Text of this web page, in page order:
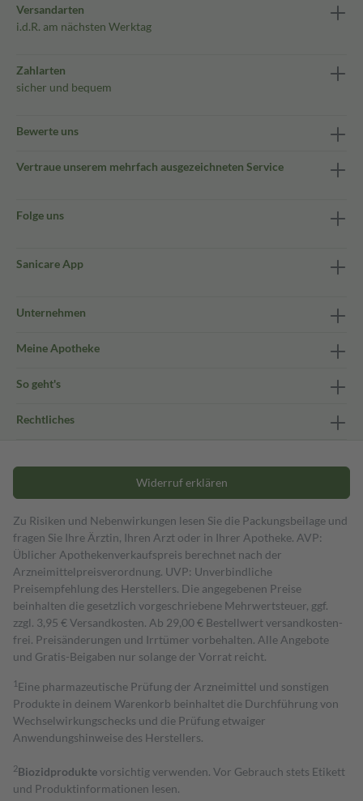
Versandarten
i.d.R. am nächsten Werktag
Zahlarten
sicher und bequem
Bewerte uns
Vertraue unserem mehrfach ausgezeichneten Service
Folge uns
Sanicare App
Unternehmen
Meine Apotheke
So geht's
Rechtliches
Widerruf erklären
Zu Risiken und Nebenwirkungen lesen Sie die Packungsbeilage und
fragen Sie Ihre Ärztin, Ihren Arzt oder in Ihrer Apotheke. AVP:
Üblicher Apothekenverkaufspreis berechnet nach der
Arzneimittelpreisverordnung. UVP: Unverbindliche
Preisempfehlung des Herstellers. Die angegebenen Preise
beinhalten die gesetzlich vorgeschriebene Mehrwertsteuer, ggf.
zzgl. 3,95 € Versandkosten. Ab 29,00 € Bestell­wert versand­kosten­
frei. Preisänderungen und Irrtümer vorbehalten. Alle Angebote
und Gratis-Beigaben nur solange der Vorrat reicht.
1 Eine pharmazeutische Prüfung der Arzneimittel und sonstigen
Produkte in deinem Warenkorb beinhaltet die Durchführung von
Wechselwirkungschecks und die Prüfung etwaiger
Anwendungshinweise des Herstellers.
2Biozidproduktevorsichtig verwenden. Vor Gebrauch stets Etikett
und Produktinformationen lesen.